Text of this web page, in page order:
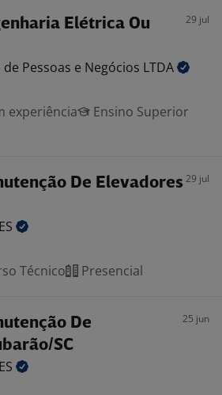
Elétrica Ou
29 jul
Pessoas e Negócios LTDA
experiência
Ensino Superior
De Elevadores 29 jul
Técnico Presencial
De
SC
25 jun